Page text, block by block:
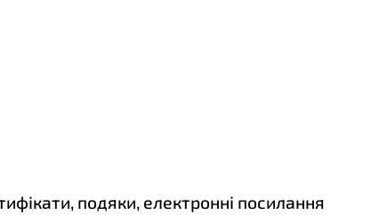
подяки, електронні посилання